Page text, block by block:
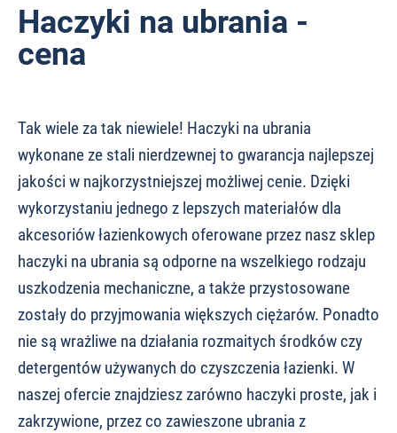
Haczyki na ubrania -
cena
Tak wiele za tak niewiele! Haczyki na ubrania
wykonane ze stali nierdzewnej to gwarancja najlepszej
jakości w najkorzystniejszej możliwej cenie. Dzięki
wykorzystaniu jednego z lepszych materiałów dla
akcesoriów łazienkowych oferowane przez nasz sklep
haczyki na ubrania są odporne na wszelkiego rodzaju
uszkodzenia mechaniczne, a także przystosowane
zostały do przyjmowania większych ciężarów. Ponadto
nie są wrażliwe na działania rozmaitych środków czy
detergentów używanych do czyszczenia łazienki. W
naszej ofercie znajdziesz zarówno haczyki proste, jak i
zakrzywione, przez co zawieszone ubrania z